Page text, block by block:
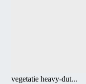
vegetatie heavy-dut...